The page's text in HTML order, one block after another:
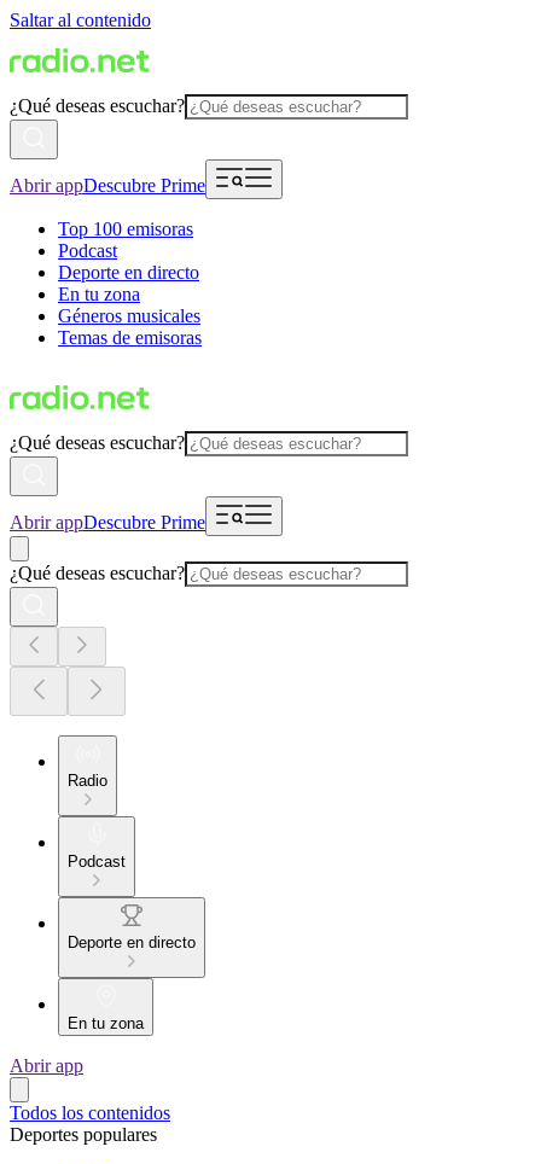
Saltar al contenido
¿Qué deseas escuchar?
Abrir appDescubre Prime
Top 100 emisoras
Podcast
Deporte en directo
En tu zona
Géneros musicales
Temas de emisoras
¿Qué deseas escuchar?
Abrir appDescubre Prime
¿Qué deseas escuchar?
Radio
Podcast
Deporte en directo
En tu zona
Abrir app
Todos los contenidos
Deportes populares